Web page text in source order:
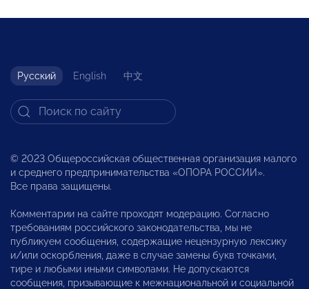
Русский English 中文
© 2023 Общероссийская общественная организация малого
и среднего предпринимательства «ОПОРА РОССИИ».
Все права защищены.
Комментарии на сайте проходят модерацию. Согласно
требованиям российского законодательства, мы не
публикуем сообщения, содержащие нецензурную лексику
и/или оскорбления, даже в случае замены букв точками,
тире и любыми иными символами. Не допускаются
сообщения, призывающие к межнациональной и социальной